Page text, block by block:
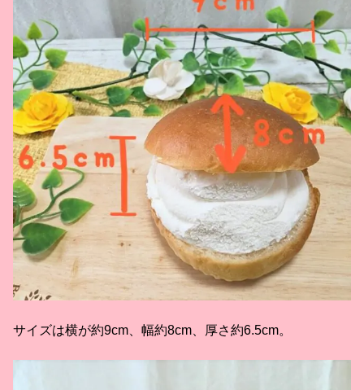
サイズは横が約9cm、幅約8cm、厚さ約6.5cm。